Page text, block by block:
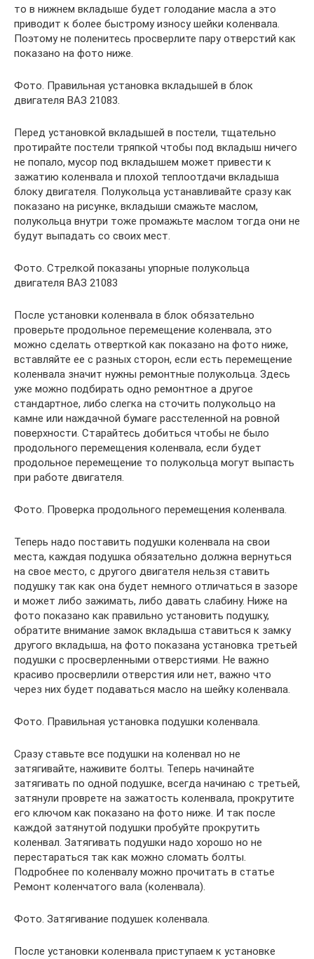
то в нижнем вкладыше будет голодание масла а это
приводит к более быстрому износу шейки коленвала.
Поэтому не поленитесь просверлите пару отверстий как
показано на фото ниже.
Фото. Правильная установка вкладышей в блок
двигателя ВАЗ 21083.
Перед установкой вкладышей в постели, тщательно
протирайте постели тряпкой чтобы под вкладыш ничего
не попало, мусор под вкладышем может привести к
зажатию коленвала и плохой теплоотдачи вкладыша
блоку двигателя. Полукольца устанавливайте сразу как
показано на рисунке, вкладыши смажьте маслом,
полукольца внутри тоже промажьте маслом тогда они не
будут выпадать со своих мест.
Фото. Стрелкой показаны упорные полукольца
двигателя ВАЗ 21083
После установки коленвала в блок обязательно
проверьте продольное перемещение коленвала, это
можно сделать отверткой как показано на фото ниже,
вставляйте ее с разных сторон, если есть перемещение
коленвала значит нужны ремонтные полукольца. Здесь
уже можно подбирать одно ремонтное а другое
стандартное, либо слегка на сточить полукольцо на
камне или наждачной бумаге расстеленной на ровной
поверхности. Старайтесь добиться чтобы не было
продольного перемещения коленвала, если будет
продольное перемещение то полукольца могут выпасть
при работе двигателя.
Фото. Проверка продольного перемещения коленвала.
Теперь надо поставить подушки коленвала на свои
места, каждая подушка обязательно должна вернуться
на свое место, с другого двигателя нельзя ставить
подушку так как она будет немного отличаться в зазоре
и может либо зажимать, либо давать слабину. Ниже на
фото показано как правильно установить подушку,
обратите внимание замок вкладыша ставиться к замку
другого вкладыша, на фото показана установка третьей
подушки с просверленными отверстиями. Не важно
красиво просверлили отверстия или нет, важно что
через них будет подаваться масло на шейку коленвала.
Фото. Правильная установка подушки коленвала.
Сразу ставьте все подушки на коленвал но не
затягивайте, наживите болты. Теперь начинайте
затягивать по одной подушке, всегда начинаю с третьей,
затянули проврете на зажатость коленвала, прокрутите
его ключом как показано на фото ниже. И так после
каждой затянутой подушки пробуйте прокрутить
коленвал. Затягивать подушки надо хорошо но не
перестараться так как можно сломать болты.
Подробнее по коленвалу можно прочитать в статье
Ремонт коленчатого вала (коленвала).
Фото. Затягивание подушек коленвала.
После установки коленвала приступаем к установке